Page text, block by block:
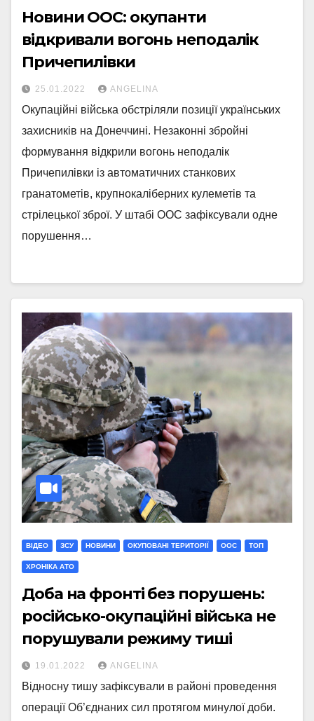
Новини ООС: окупанти
відкривали вогонь неподалік
Причепилівки
25.01.2022 ANGELINA
Окупаційні війська обстріляли позиції українських
захисників на Донеччині. Незаконні збройні
формування відкрили вогонь неподалік
Причепилівки із автоматичних станкових
гранатометів, крупнокаліберних кулеметів та
стрілецької зброї. У штабі ООС зафіксували одне
порушення…
ВІДЕО ЗСУ НОВИНИ ОКУПОВАНІ ТЕРИТОРІЇ ООС ТОП
ХРОНІКА АТО
Доба на фронті без порушень:
російсько-окупаційні війська не
порушували режиму тиші
19.01.2022 ANGELINA
Відносну тишу зафіксували в районі проведення
операції Об’єднаних сил протягом минулої доби.